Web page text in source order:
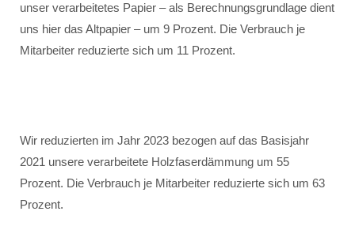
unser verarbeitetes Papier – als Berechnungsgrundlage dient
uns hier das Altpapier – um 9 Prozent. Die Verbrauch je
Mitarbeiter reduzierte sich um 11 Prozent.
Wir reduzierten im Jahr 2023 bezogen auf das Basisjahr
2021 unsere verarbeitete Holzfaserdämmung um 55
Prozent. Die Verbrauch je Mitarbeiter reduzierte sich um 63
Prozent.